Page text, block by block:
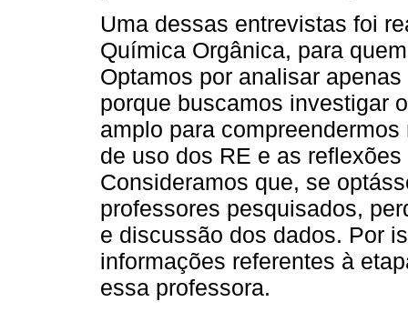
Uma dessas entrevistas foi
Química Orgânica, para
Optamos por analisar
porque buscamos investigar
amplo para
de uso dos RE e as
Consideramos que, se
professores pesquisados,
e discussão dos dados. Por
informações referentes à
essa professora.